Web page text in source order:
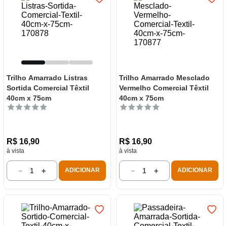
Trilho Amarrado Listras
Sortida Comercial Têxtil
40cm x 75cm
R$ 16,90
à vista
＋
－ ADICIONAR
Trilho Amarrado Mesclado
Vermelho Comercial Têxtil
40cm x 75cm
R$ 16,90
à vista
＋
－ ADICIONAR